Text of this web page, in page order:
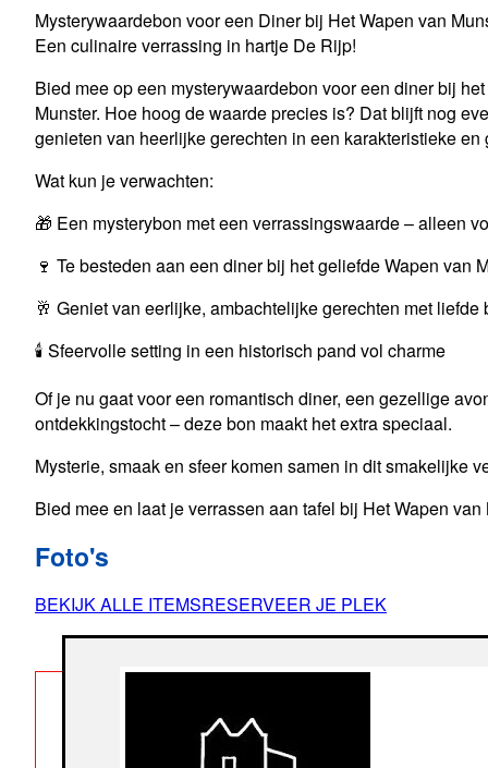
Mysterywaardebon voor een Diner bij Het Wapen van
Een culinaire verrassing in hartje De Rijp!
Bied mee op een mysterywaardebon voor een diner bij
Munster. Hoe hoog de waarde precies is? Dat blijft nog
genieten van heerlijke gerechten in een karakteristieke en
Wat kun je verwachten:
🎁 Een mysterybon met een verrassingswaarde – alleen
🍷 Te besteden aan een diner bij het geliefde Wapen van
🥂 Geniet van eerlijke, ambachtelijke gerechten met liefde
🕯️ Sfeervolle setting in een historisch pand vol charme
Of je nu gaat voor een romantisch diner, een gezellige
ontdekkingstocht – deze bon maakt het extra speciaal.
Mysterie, smaak en sfeer komen samen in dit smakelijke
Bied mee en laat je verrassen aan tafel bij Het Wapen van
Foto's
BEKIJK ALLE ITEMSRESERVEER JE PLEK